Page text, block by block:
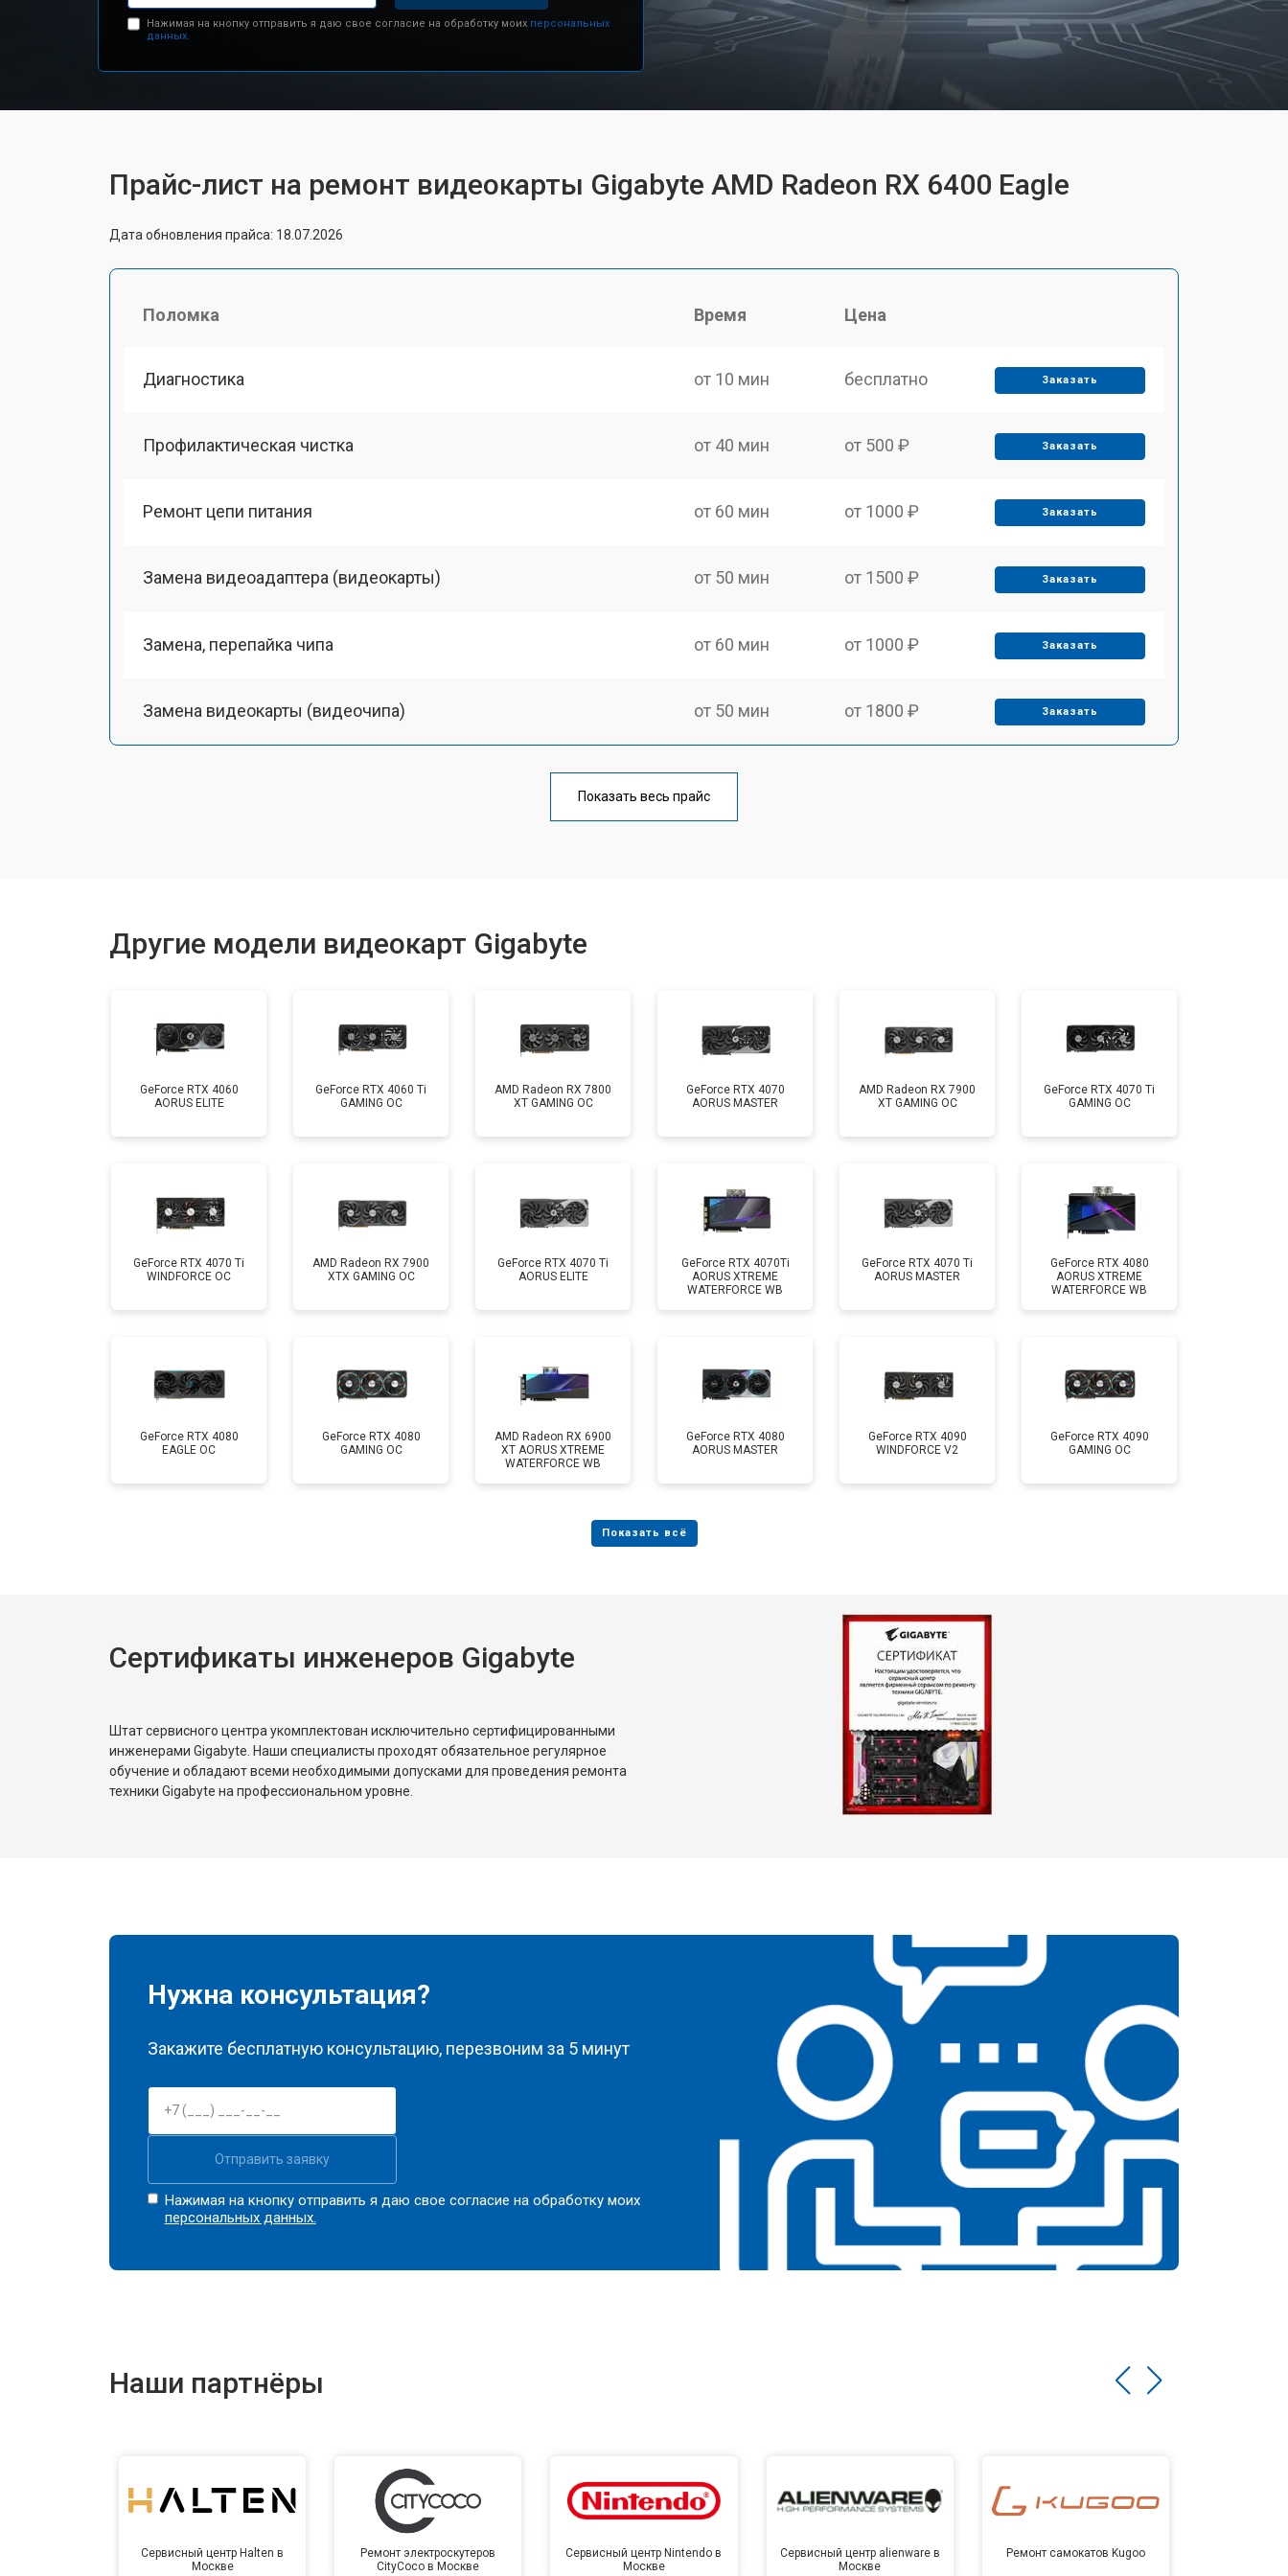
Нажимая на кнопку отправить я даю свое согласие на обработку моих персональных
данных.
Прайс-лист на ремонт видеокарты Gigabyte AMD Radeon RX 6400 Eagle
Дата обновления прайса: 18.07.2026
Поломка Время Цена
Диагностика от 10 мин бесплатно Заказать
Профилактическая чистка от 40 мин от 500 ₽ Заказать
Ремонт цепи питания от 60 мин от 1000 ₽ Заказать
Замена видеоадаптера (видеокарты) от 50 мин от 1500 ₽ Заказать
Замена, перепайка чипа от 60 мин от 1000 ₽ Заказать
Замена видеокарты (видеочипа) от 50 мин от 1800 ₽ Заказать
от 60 мин
Показать весь прайс
Другие модели видеокарт Gigabyte
GeForce RTX 4060
AORUS ELITE
GeForce RTX 4060 Ti
GAMING OC
AMD Radeon RX 7800
XT GAMING OC
GeForce RTX 4070
AORUS MASTER
AMD Radeon RX 7900
XT GAMING OC
GeForce RTX 4070 Ti
GAMING OC
GeForce RTX 4070 Ti
WINDFORCE OC
AMD Radeon RX 7900
XTX GAMING OC
GeForce RTX 4070 Ti
AORUS ELITE
GeForce RTX 4070Ti
AORUS XTREME
WATERFORCE WB
GeForce RTX 4070 Ti
AORUS MASTER
GeForce RTX 4080
AORUS XTREME
WATERFORCE WB
GeForce RTX 4080
EAGLE OC
GeForce RTX 4080
GAMING OC
AMD Radeon RX 6900
XT AORUS XTREME
WATERFORCE WB
GeForce RTX 4080
AORUS MASTER
GeForce RTX 4090
WINDFORCE V2
GeForce RTX 4090
GAMING OC
Сертификаты инженеров Gigabyte
Штат сервисного центра укомплектован исключительно сертифицированными
инженерами Gigabyte. Наши специалисты проходят обязательное регулярное
обучение и обладают всеми необходимыми допусками для проведения ремонта
техники Gigabyte на профессиональном уровне.
Нужна консультация?
Закажите бесплатную консультацию, перезвоним за 5 минут
Отправить заявку
Нажимая на кнопку отправить я даю свое согласие на обработку моих
персональных данных.
Наши партнёры
Сервисный центр Halten в
Москве
Ремонт электроскутеров
CityCoco в Москве
Сервисный центр Nintendo в
Москве
Сервисный центр alienware в
Москве
Ремонт самокатов Kugoo